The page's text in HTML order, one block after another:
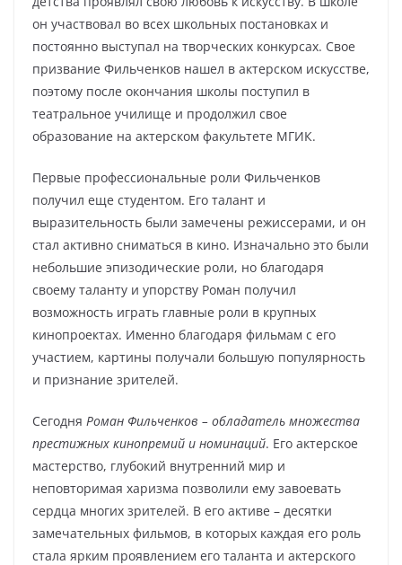
он участвовал во всех школьных постановках и
постоянно выступал на творческих конкурсах. Свое
призвание Фильченков нашел в актерском искусстве,
поэтому после окончания школы поступил в
театральное училище и продолжил свое
образование на актерском факультете МГИК.
Первые профессиональные роли Фильченков
получил еще студентом. Его талант и
выразительность были замечены режиссерами, и он
стал активно сниматься в кино. Изначально это были
небольшие эпизодические роли, но благодаря
своему таланту и упорству Роман получил
возможность играть главные роли в крупных
кинопроектах. Именно благодаря фильмам с его
участием, картины получали большую популярность
и признание зрителей.
Сегодня Роман Фильченков – обладатель множества
престижных кинопремий и номинаций. Его актерское
мастерство, глубокий внутренний мир и
неповторимая харизма позволили ему завоевать
сердца многих зрителей. В его активе – десятки
замечательных фильмов, в которых каждая его роль
стала ярким проявлением его таланта и актерского